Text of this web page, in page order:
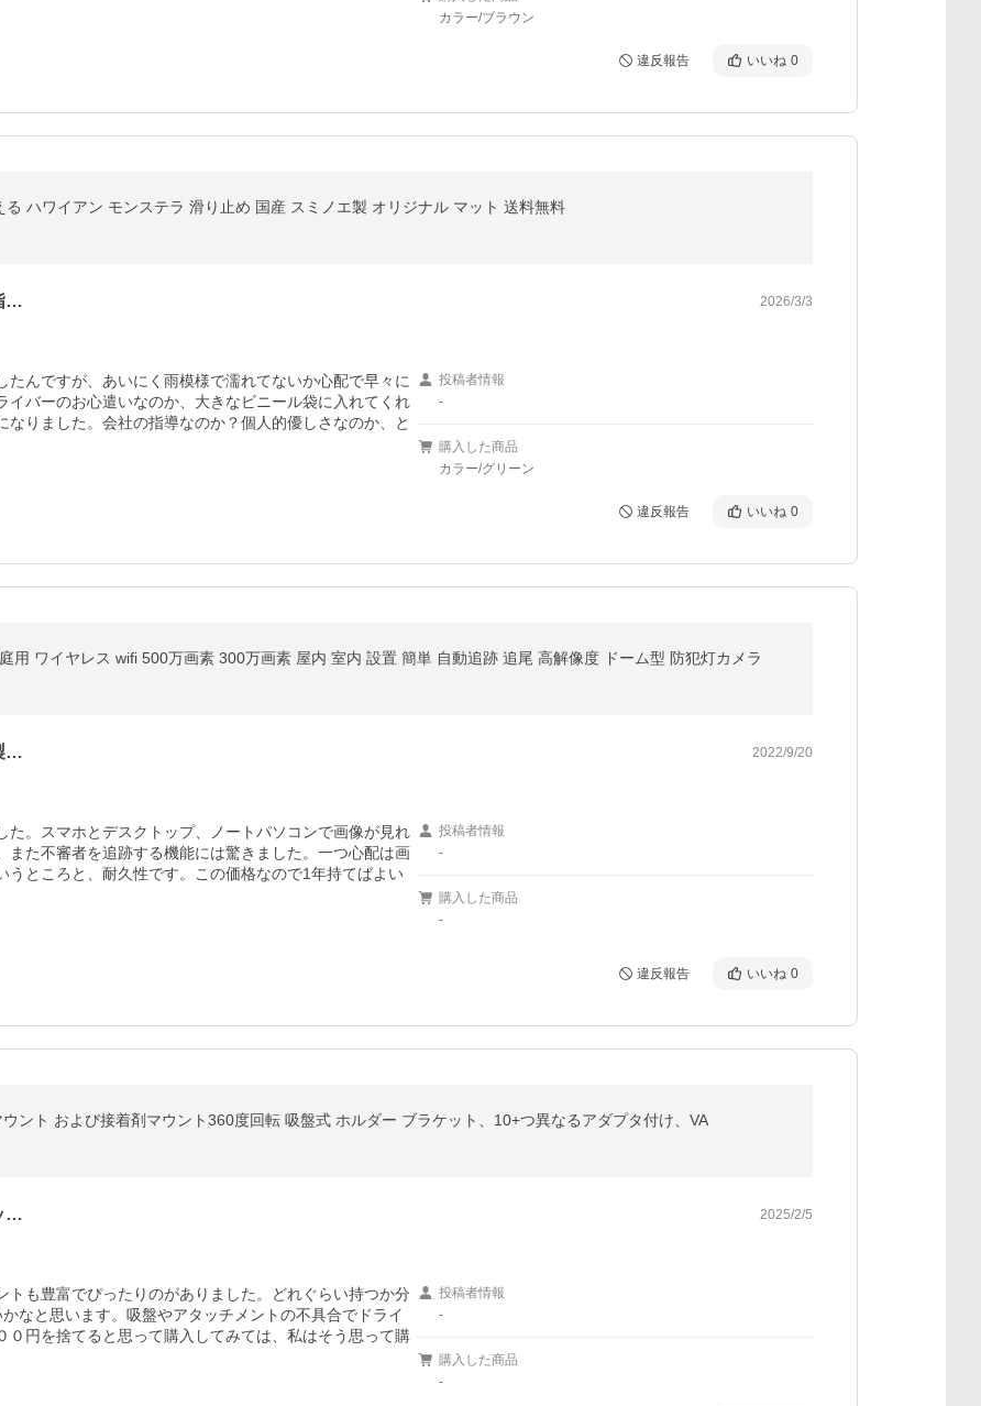
カラー/ブラウン
違反報告 いいね 0
ハワイアン モンステラ 滑り止め 国産 スミノエ製 オリジナル マット 送料無料
… 2026/3/3
んですが、あいにく雨模様で濡れてないか心配で早々に
バーのお心遣いなのか、大きなビニール袋に入れてくれ
りました。会社の指導なのか？個人的優しさなのか、と
投稿者情報
-
購入した商品
カラー/グリーン
違反報告 いいね 0
用 ワイヤレス wifi 500万画素 300万画素 屋内 室内 設置 簡単 自動追跡 追尾 高解像度 ドーム型 防犯灯カメラ
… 2022/9/20
。スマホとデスクトップ、ノートパソコンで画像が見れ
また不審者を追跡する機能には驚きました。一つ心配は画
ところと、耐久性です。この価格なので1年持てばよい
投稿者情報
-
購入した商品
-
違反報告 いいね 0
ント および接着剤マウント360度回転 吸盤式 ホルダー ブラケット、10+つ異なるアダプタ付け、VA
… 2025/2/5
も豊富でぴったりのがありました。どれぐらい持つか分
なと思います。吸盤やアタッチメントの不具合でドライ
円を捨てると思って購入してみては、私はそう思って購
投稿者情報
-
購入した商品
-